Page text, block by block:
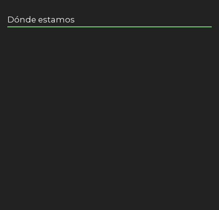
Dónde estamos